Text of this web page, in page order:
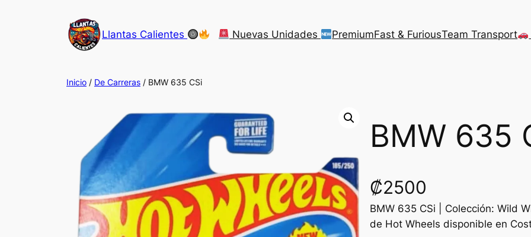
Llantas Calientes Nuevas Unidades PremiumFast & FuriousTeam Transport
Inicio / De Carreras / BMW 635 CSi
BMW 635
₡2500
BMW 635 CSi | Colección: Wild
de Hot Wheels disponible en